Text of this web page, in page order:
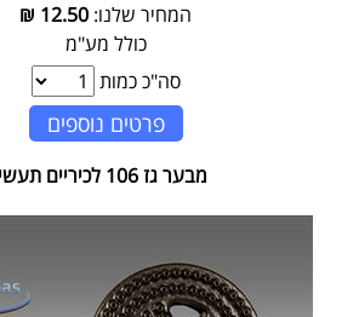
המחיר שלנו: 12.50
₪
כולל מע"מ
סה"כ כמות
פרטים נוספים
מבער גז 106 לכיריים תעשייתי